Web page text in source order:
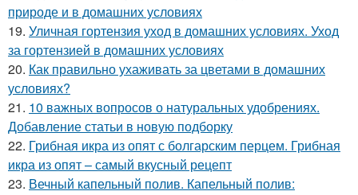
природе и в домашних условиях
19. Уличная гортензия уход в домашних условиях. Уход
за гортензией в домашних условиях
20. Как правильно ухаживать за цветами в домашних
условиях?
21. 10 важных вопросов о натуральных удобрениях.
Добавление статьи в новую подборку
22. Грибная икра из опят с болгарским перцем. Грибная
икра из опят – самый вкусный рецепт
23. Вечный капельный полив. Капельный полив: